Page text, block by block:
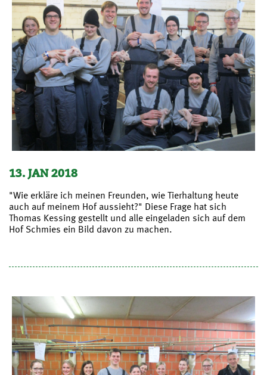
13. JAN 2018
"Wie erkläre ich meinen Freunden, wie Tierhaltung heute
auch auf meinem Hof aussieht?" Diese Frage hat sich
Thomas Kessing gestellt und alle eingeladen sich auf dem
Hof Schmies ein Bild davon zu machen.